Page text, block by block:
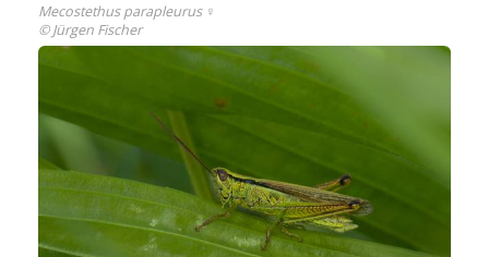
Mecostethus parapleurus ♀
© Jürgen Fischer